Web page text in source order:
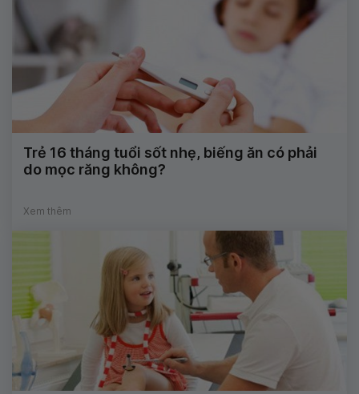
Trẻ 16 tháng tuổi sốt nhẹ, biếng ăn có phải
do mọc răng không?
Xem thêm